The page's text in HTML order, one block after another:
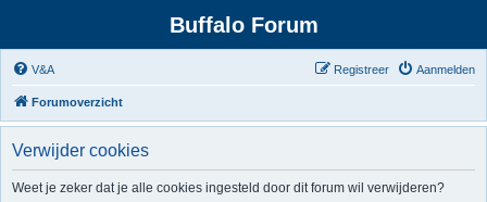
Buffalo Forum
V&A Aanmelden
Registreer
Forumoverzicht
Verwijder cookies
Weet je zeker dat je alle cookies ingesteld door dit forum wil verwijderen?